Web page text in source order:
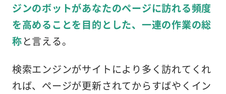
ジンのボットがあなたのページに訪れる頻度
を高めることを目的とした、一連の作業の総
称と言える。
検索エンジンがサイトにより多く訪れてくれ
れば、ページが更新されてからすばやくイン